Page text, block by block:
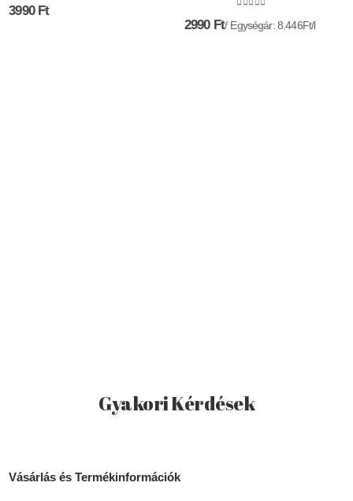
3990 Ft
2990 Ft Egységár: 8.446Ft/l
Gyakori Kérdések
Vásárlás és Termékinformációk